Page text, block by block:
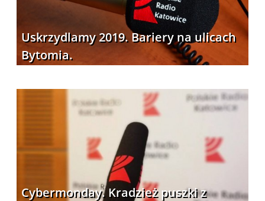
Uskrzydlamy 2019. Bariery na ulicach
Bytomia.
Cybermonday. Kradzież puszki z